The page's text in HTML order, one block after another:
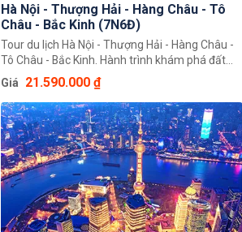
Hà Nội - Thượng Hải - Hàng Châu - Tô
Châu - Bắc Kinh (7N6Đ)
Tour du lịch Hà Nội - Thượng Hải - Hàng Châu -
Tô Châu - Bắc Kinh. Hành trình khám phá đất
nước Trung Hoa 7 ngày 6 đêm độc đáo giúp quý
khách có thể chiêm ngưỡng toàn cảnh đất nước
Trung Hoa rộng lớn, khám phá một loạt 4 thành
phố nổi tiếng là Bắc Kinh, Thượng Hải, Hàng
Châu, Tô Châu.
Giá 21.590.000 ₫